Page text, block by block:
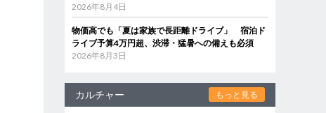
2026年8月4日
物価高でも「夏は家族で長距離ドライブ」 宿泊ド
ライブ予算4万円超、渋滞・猛暑への備えも必須
2026年8月3日
カルチャー もっと見る